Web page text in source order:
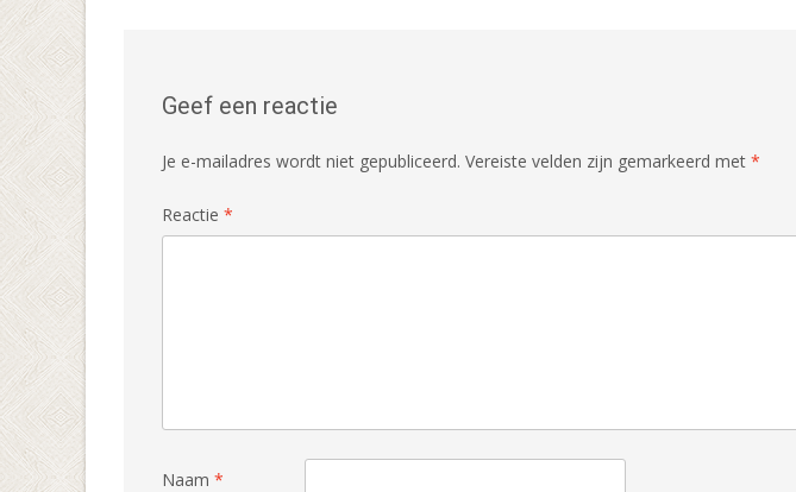
Geef een reactie
Je e-mailadres wordt niet gepubliceerd. Vereiste velden zijn gemarkeerd met *
Reactie *
Naam *